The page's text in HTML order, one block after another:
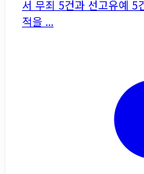
서 무죄 5건과 선고유예 5
적을 ...